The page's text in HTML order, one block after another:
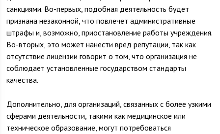
санкциями. Во-первых, подобная деятельность будет
признана незаконной, что повлечет административные
штрафы и, возможно, приостановление работы учреждения.
Во-вторых, это может нанести вред репутации, так как
отсутствие лицензии говорит о том, что организация не
соблюдает установленные государством стандарты
качества.
Дополнительно, для организаций, связанных с более узкими
сферами деятельности, такими как медицинское или
техническое образование, могут потребоваться